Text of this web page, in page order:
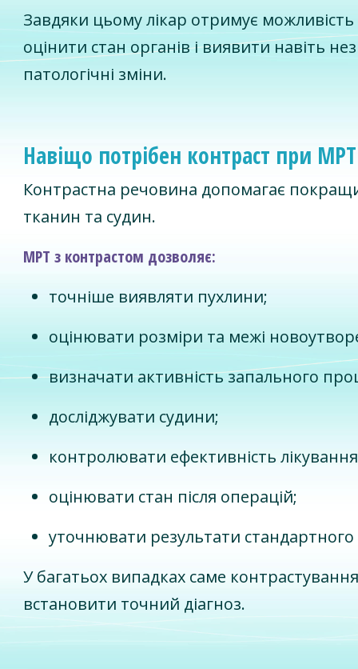
Завдяки цьому лікар отримує
оцінити стан органів і виявити навіть
патологічні зміни.
Навіщо потрібен контраст при
Контрастна речовина допомагає
тканин та судин.
МРТ з контрастом дозволяє:
точніше виявляти пухлини;
оцінювати розміри та межі
визначати активність запального
досліджувати судини;
контролювати ефективність
оцінювати стан після операцій;
уточнювати результати
У багатьох випадках саме
встановити точний діагноз.